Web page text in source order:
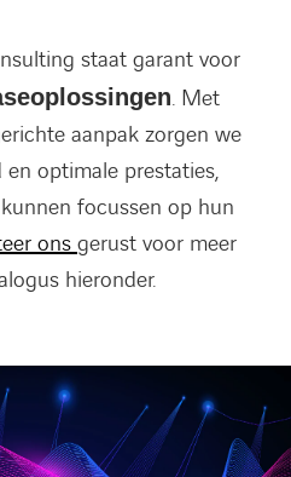
staat garant voor
. Met
aanpak zorgen we
optimale prestaties,
focussen op hun
onsgerust voor meer
hieronder.